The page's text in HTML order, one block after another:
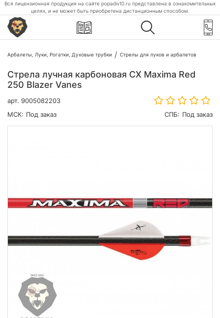
Вся лицензионная продукция на сайте popadiv10.ru представлена в ознакомительных
целях, и не может быть приобретена дистанционным способом.
Арбалеты, Луки, Рогатки, Духовые трубки Стрелы для луков и арбалетов
Стрела лучная карбоновая CX Maxima Red
250 Blazer Vanes
арт. 9005082203
МСК: Под заказ СПБ: Под заказ